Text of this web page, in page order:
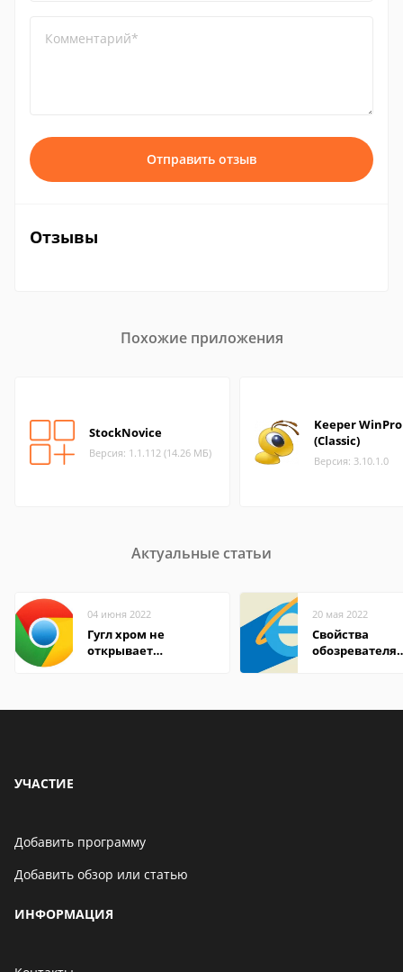
Комментарий*
Отправить отзыв
Отзывы
Похожие приложения
StockNovice
Версия: 1.1.112 (14.26 МБ)
Keeper WinPro
(Classic)
Версия: 3.10.1.0
Актуальные статьи
04 июня 2022
Гугл хром не
открывает
20 мая 2022
Свойства
обозревателя
УЧАСТИЕ
Добавить программу
Добавить обзор или статью
ИНФОРМАЦИЯ